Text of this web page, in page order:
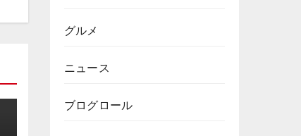
グルメ
ニュース
ブログロール